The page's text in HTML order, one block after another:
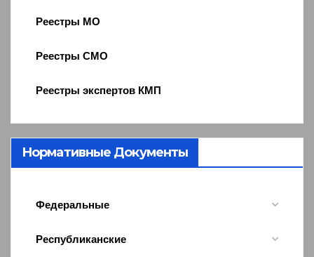
Реестры МО
Реестры СМО
Реестры экспертов КМП
Нормативные Документы
Федеральные
Республиканские